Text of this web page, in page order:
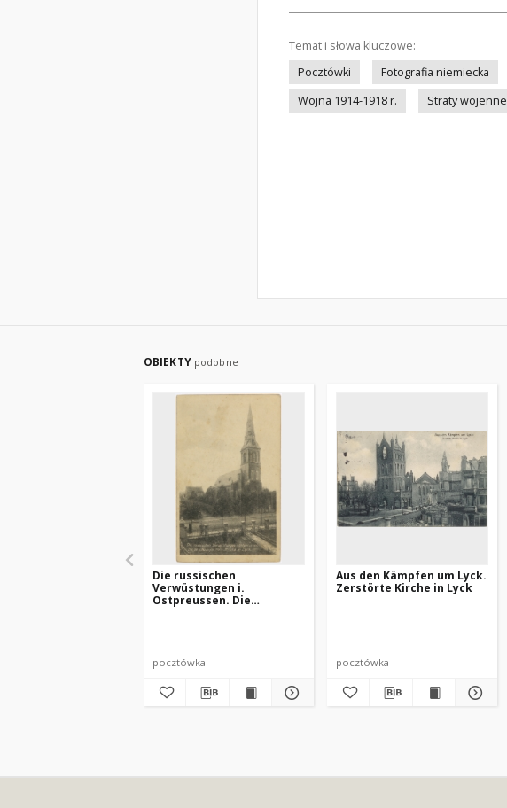
Temat i słowa kluczowe:
Pocztówki
Fotografia niemiecka
Wojna 1914-1918 r.
Straty wojenne
OBIEKTY podobne
Die russischen
Verwüstungen i.
Ostpreussen. Die
pocztówka
Aus den Kämpfen um Lyck.
Zerstörte Kirche in Lyck
pocztówka